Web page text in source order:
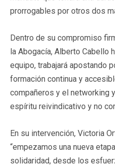
prorrogables por otros dos
Dentro de su compromiso
la Abogacía, Alberto Cabello
equipo, trabajará apostando
formación continua y
compañeros y el networking
espíritu reivindicativo y no
En su intervención, Victoria
“empezamos una nueva
solidaridad, desde los